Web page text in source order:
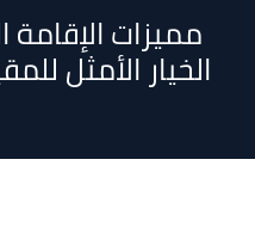
مميزات الإقامة
الخيار الأمثل